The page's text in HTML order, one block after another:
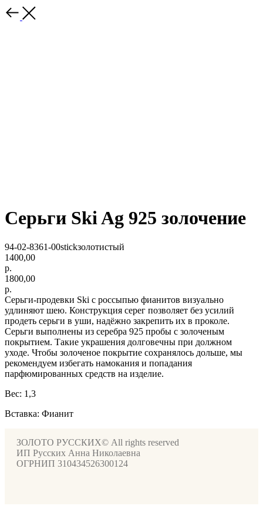
Серьги Ski Ag 925 золочение
94-02-8361-00stickзолотистый
1400,00
р.
1800,00
р.
Серьги-продевки Ski с россыпью фианитов визуально
удлиняют шею. Конструкция серег позволяет без усилий
продеть серьги в уши, надёжно закрепить их в проколе.
Серьги выполнены из серебра 925 пробы с золоченым
покрытием. Такие украшения долговечны при должном
уходе. Чтобы золоченое покрытие сохранялось дольше, мы
рекомендуем избегать намокания и попадания
парфюмированных средств на изделие.
Вес: 1,3
Вставка: Фианит
ЗОЛОТО РУССКИХ© All rights reserved
ИП Русских Анна Николаевна
ОГРНИП 310434526300124